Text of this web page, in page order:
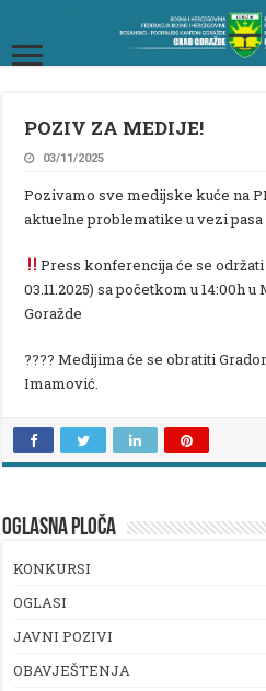
POZIV ZA MEDIJE!
03/11/2025
Pozivamo sve medijske kuće na
aktuelne problematike u vezi pasa
Press konferencija će se
03.11.2025) sa početkom u 14:00h
Goražde
???? Medijima će se obratiti
Imamović.
OGLASNA PLOČA
KONKURSI
OGLASI
JAVNI POZIVI
OBAVJEŠTENJA